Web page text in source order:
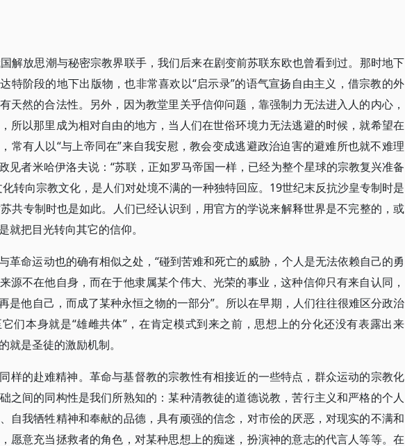
解放思潮与秘密宗教界联手，我们后来在剧变前苏联东欧也曾看到过。那时地下
特阶段的地下出版物，也非常喜欢以“启示录”的语气宣扬自由主义，借宗教的外
天然的合法性。另外，因为教堂里关乎信仰问题，靠强制力无法进入人的内心，
所以那里成为相对自由的地方，当人们在世俗环境力无法逃避的时候，就希望在
常有人以“与上帝同在”来自我安慰，教会变成逃避政治迫害的避难所也就不难理
见者米哈伊洛夫说：“苏联，正如罗马帝国一样，已经为整个星球的宗教复兴准备
转向宗教文化，是人们对处境不满的一种独特回应。19世纪末反抗沙皇专制时是
共专制时也是如此。人们已经认识到，用官方的学说来解释世界是不完整的，或
就把目光转向其它的信仰。
革命运动也的确有相似之处，“碰到苦难和死亡的威胁，个人是无法依赖自己的勇
源不在他自身，而在于他隶属某个伟大、光荣的事业，这种信仰只有来自认同，
是他自己，而成了某种永恒之物的一部分”。所以在早期，人们往往很难区分政治
们本身就是“雄雌共体”，在肯定模式到来之前，思想上的分化还没有表露出来
就是圣徒的激励机制。
样的赴难精神。革命与基督教的宗教性有相接近的一些特点，群众运动的宗教化
之间的同构性是我们所熟知的：某种清教徒的道德说教，苦行主义和严格的个人
自我牺牲精神和奉献的品德，具有顽强的信念，对市侩的厌恶，对现实的不满和
愿意充当拯救者的角色，对某种思想上的痴迷，扮演神的意志的代言人等等。在